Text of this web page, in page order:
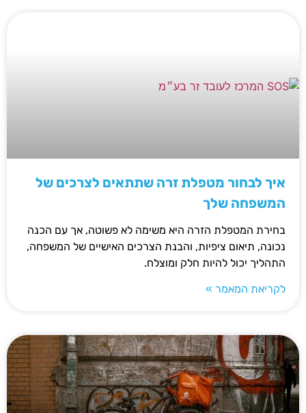
איך לבחור מטפלת זרה שתתאים לצרכים של
המשפחה שלך
בחירת המטפלת הזרה היא משימה לא פשוטה, אך עם הכנה
נכונה, תיאום ציפיות, והבנת הצרכים האישיים של המשפחה,
התהליך יכול להיות חלק ומוצלח.
לקריאת המאמר »